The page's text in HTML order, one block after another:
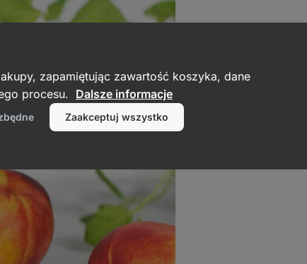
zapamiętując zawartość koszyka, dane
procesu. Dalsze informacje
Zaakceptuj wszystko